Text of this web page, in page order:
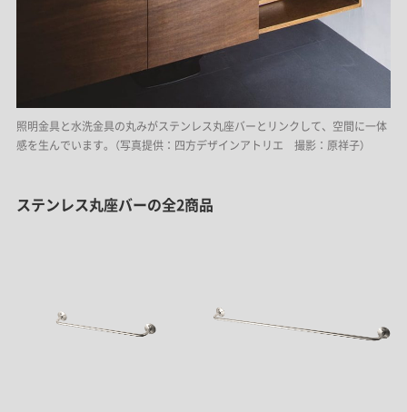
照明金具と水洗金具の丸みがステンレス丸座バーとリンクして、空間に一体
感を生んでいます。（写真提供：四方デザインアトリエ 撮影：原祥子）
ステンレス丸座バーの全2商品